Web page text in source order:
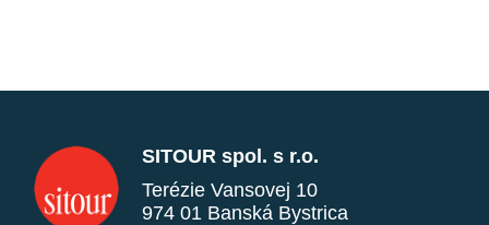
SITOUR spol. s r.o.
Terézie Vansovej 10
974 01 Banská Bystrica